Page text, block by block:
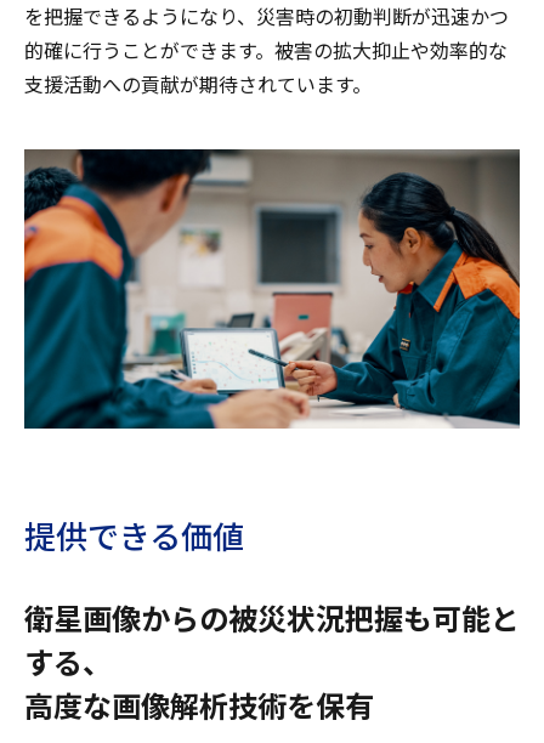
を把握できるようになり、災害時の初動判断が迅速かつ
的確に行うことができます。被害の拡大抑止や効率的な
支援活動への貢献が期待されています。
提供できる価値
衛星画像からの被災状況把握も可能と
する、
高度な画像解析技術を保有